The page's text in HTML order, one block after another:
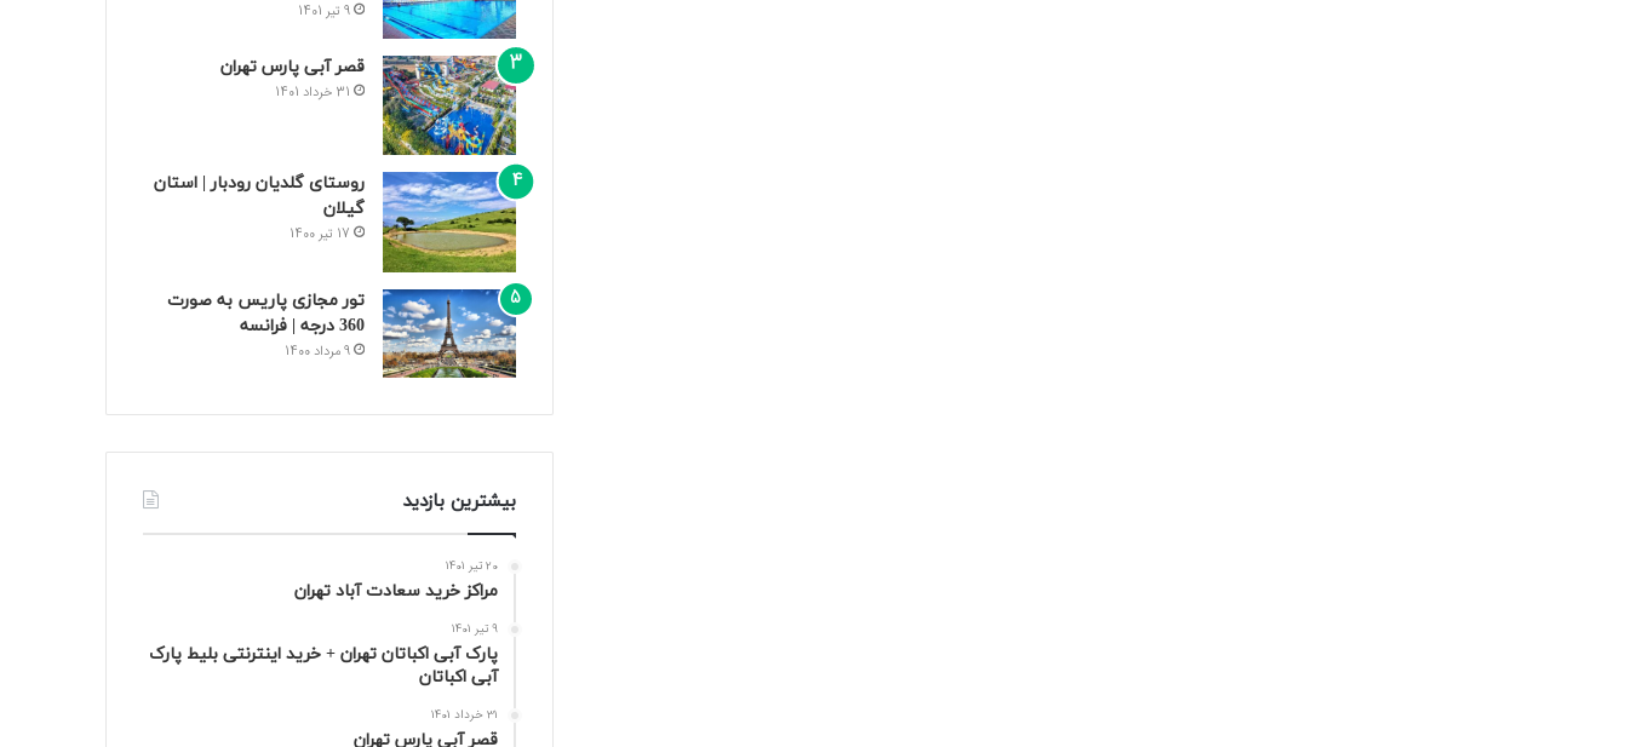
9 تیر 1401
قصر آبی پارس تهران
31 خرداد 1401
روستای گلدیان رودبار | استان
گیلان
17 تیر 1400
تور مجازی پاریس به صورت
360 درجه | فرانسه
9 مرداد 1400
بیشترین بازدید
20 تیر 1401
مراکز خرید سعادت‌ آباد تهران
9 تیر 1401
پارک آبی اکباتان تهران + خرید اینترنتی بلیط پارک
آبی اکباتان
31 خرداد 1401
قصر آبی پارس تهران